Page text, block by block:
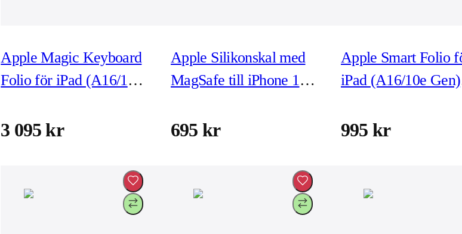
Apple Magic Keyboard
Folio för iPad (A16/10e
3 095 kr
Apple Silikonskal med
MagSafe till iPhone 17e
695 kr
Apple Smart Folio
iPad (A16/10e Gen)
995 kr